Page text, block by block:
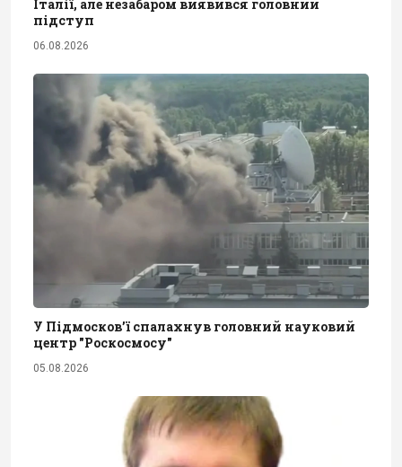
Італії, але незабаром виявився головний
підступ
06.08.2026
У Підмосков’ї спалахнув головний науковий
центр "Роскосмосу"
05.08.2026